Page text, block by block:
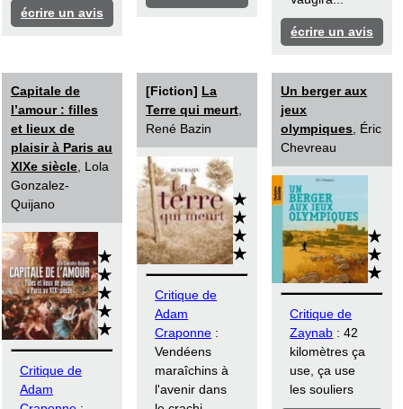
écrire un avis
écrire un avis
Capitale de
l’amour : filles
et lieux de
plaisir à Paris au
XIXe siècle , Lola
Gonzalez-
Quijano
Critique de
Adam
[Fiction] La
Terre qui meurt
René Bazin
Critique de
Adam
Craponne :
Vendéens
maraîchins à
l'avenir dans
Un berger aux
jeux
olympiques , Éric
Chevreau
Critique de
Zaynab : 42
kilomètres ça
use, ça use
les souliers